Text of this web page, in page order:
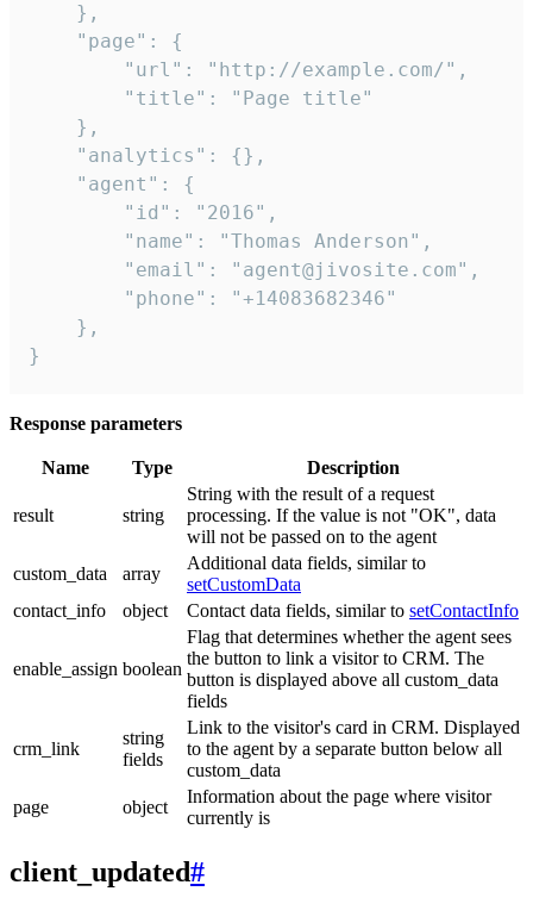
    },
    "page": {
        "url": "http://example.com/",
        "title": "Page title"
    },
    "analytics": {},
    "agent": {
        "id": "2016",
        "name": "Thomas Anderson",
        "email": "agent@jivosite.com",
        "phone": "+14083682346"
    },
}
Response parameters
Name Type Description
result string
String with the result of a request
processing. If the value is not "OK", data
will not be passed on to the agent
custom_data
array
Additional data fields, similar to
setCustomData
contact_info
object Contact data fields, similar to setContactInfo
enable_assign boolean
Flag that determines whether the agent sees
the button to link a visitor to CRM. The
button is displayed above all custom_data
fields
crm_link
string
fields
Link to the visitor's card in CRM. Displayed
to the agent by a separate button below all
custom_data
page
object
Information about the page where visitor
currently is
client_updated#